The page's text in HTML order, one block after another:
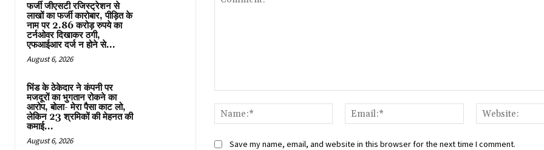
फर्जी जीएसटी रजिस्ट्रेशन से
लाखों का फर्जी कारोबार, पीड़ित के
नाम पर 2.86 करोड़ रुपये का
टर्नओवर दिखाकर ठगी,
एफआईआर दर्ज न होने से...
August 6, 2026
भिंड के ठेकेदार ने कंपनी पर
मजदूरों का भुगतान रोकने का
आरोप, बोला- मेरा पैसा काट लो,
लेकिन 23 श्रमिकों की मेहनत की
कमाई...
August 6, 2026
Name:*
Email:*
Save my name, email, and website in this browser for the next time I comment.